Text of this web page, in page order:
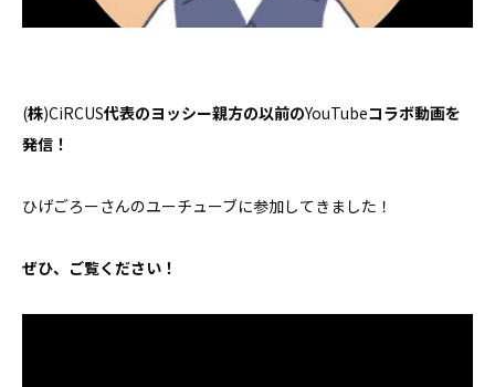
(株)CiRCUS代表のヨッシー親方の以前のYouTubeコラボ動画を
発信！
ひげごろーさんのユーチューブに参加してきました！
ぜひ、ご覧ください！